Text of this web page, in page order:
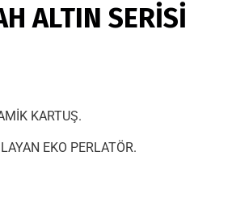
ALTIN SERİSİ
KARTUŞ.
EKO PERLATÖR.